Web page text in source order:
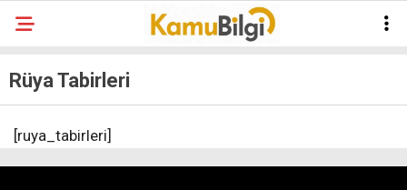
Rüya Tabirleri
[ruya_tabirleri]